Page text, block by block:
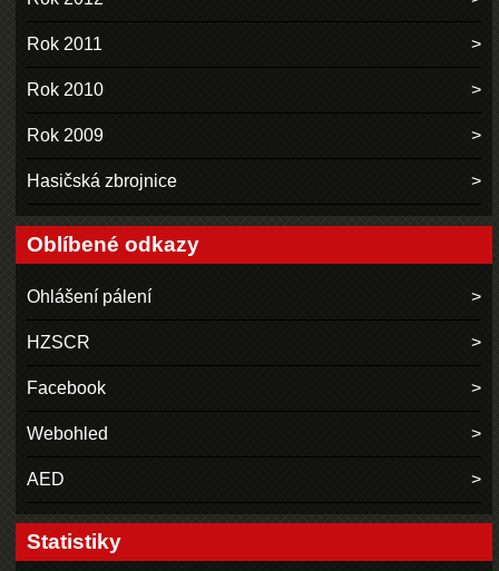
Rok 2011
Rok 2010
Rok 2009
Hasičská zbrojnice
Oblíbené odkazy
Ohlášení pálení
HZSCR
Facebook
Webohled
AED
Statistiky